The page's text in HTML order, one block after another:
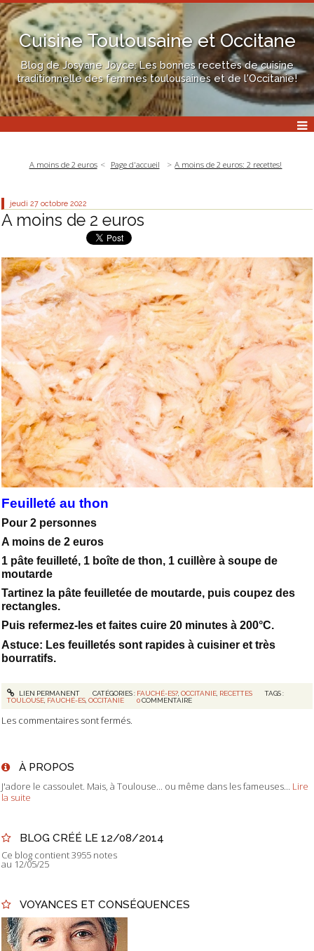
Cuisine Toulousaine et Occitane
Blog de Josyane Joyce: Les bonnes recettes de cuisine
traditionnelle des femmes toulousaines et de l'Occitanie!
A moins de 2 euros Page d'accueil A moins de 2 euros: 2 recettes!
jeudi 27 octobre 2022
A moins de 2 euros
Feuilleté au thon
Pour 2 personnes
A moins de 2 euros
1 pâte feuilleté, 1 boîte de thon, 1 cuillère à soupe de
moutarde
Tartinez la pâte feuilletée de moutarde, puis coupez des
rectangles.
Puis refermez-les et faites cuire 20 minutes à 200°C.
Astuce: Les feuilletés sont rapides à cuisiner et très
bourratifs.
LIEN PERMANENT CATÉGORIES : FAUCHÉ-ES?, OCCITANIE, RECETTES
TAGS :
TOULOUSE FAUCHÉ-ES ,OCCITANIE 0 COMMENTAIRE
Les commentaires sont fermés.
À PROPOS
J'adore le cassoulet. Mais, à Toulouse... ou même dans les fameuses...
Lire
la suite
BLOG CRÉÉ LE 12/08/2014
Ce blog contient 3955 notes
au 12/05/25
VOYANCES ET CONSÉQUENCES